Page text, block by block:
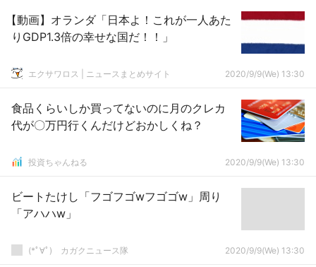
【動画】オランダ「日本よ！これが一人あた
りGDP1.3倍の幸せな国だ！！」
エクサワロス | ニュースまとめサイト 2020/9/9(We) 13:30
食品くらいしか買ってないのに月のクレカ
代が〇万円行くんだけどおかしくね？
投資ちゃんねる 2020/9/9(We) 13:30
ビートたけし「フゴフゴwフゴゴw」周り
「アハハw」
(*ﾟ∀ﾟ)ゞカガクニュース隊 2020/9/9(We) 13:30